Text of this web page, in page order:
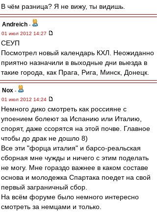
В чём разница? Я не вижу, ты видишь.
Andreich -
01 июл 2012 14:27
СЕУП
Посмотрел новый календарь КХЛ. Неожиданно
приятно назначили в выходные дни выезда в
такие города, как Прага, Рига, Минск, Донецк.
Nox -
01 июл 2012 14:24
Немного дико смотреть как россияне с
упоением болеют за Испанию или Италию,
спорят, даже ссорятся на этой почве. Главное
чтобы до драк не дошло 8)
Все эти "форца италия" и барсо-реальская
сборная мне чужды и ничего с этим поделать
не могу. Мне гораздо важнее в каком составе
основа и молодежка Спартака поедет на свой
первый заграничный сбор.
На всём форуме было немного интересно
смотреть за немцами и только.